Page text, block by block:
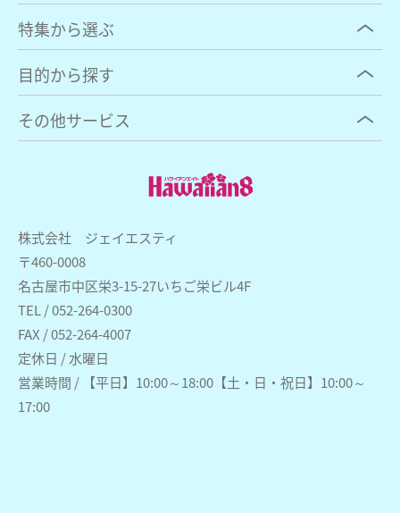
株式会社 ジェイエスティ
〒460-0008
名古屋市中区栄3-15-27いちご栄ビル4F
TEL / 052-264-0300
FAX / 052-264-4007
定休日 / 水曜日
営業時間 / 【平日】10:00～18:00【土・日・祝日】10:00～
17:00
特集から選ぶ
目的から探す
その他サービス